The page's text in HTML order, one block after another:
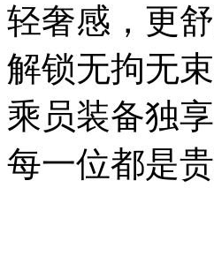
轻奢感，更
解锁无拘无
乘员装备独享
每一位都是